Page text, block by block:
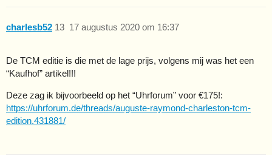
charlesb52 17 augustus 2020 om 16:37
13
De TCM editie is die met de lage prijs, volgens mij was het een
“Kaufhof” artikel!!!
Deze zag ik bijvoorbeeld op het “Uhrforum” voor €175!:
https://uhrforum.de/threads/auguste-raymond-charleston-tcm-
edition.431881/